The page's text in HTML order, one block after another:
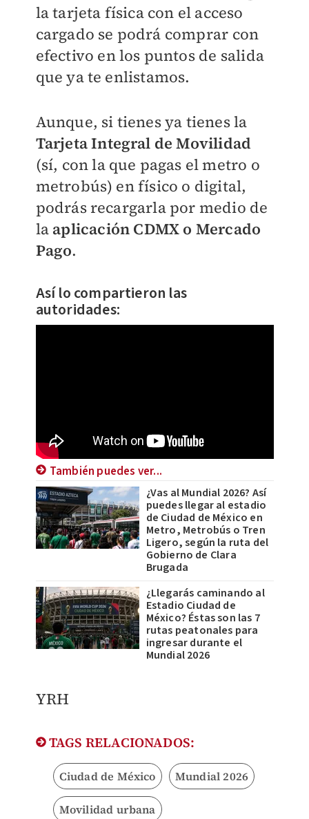
la tarjeta física con el acceso
cargado se podrá comprar con
efectivo en los puntos de salida
que ya te enlistamos.
Aunque, si tienes ya tienes la
Tarjeta Integral de Movilidad
(sí, con la que pagas el metro o
metrobús) en físico o digital,
podrás recargarla por medio de
laaplicación CDMX o Mercado
Pago.
Así lo compartieron las
autoridades:
También puedes ver...
¿Vas al Mundial 2026? Así
puedes llegar al estadio
de Ciudad de México en
Metro, Metrobús o Tren
Ligero, según la ruta del
Gobierno de Clara
Brugada
¿Llegarás caminando al
Estadio Ciudad de
México? Éstas son las 7
rutas peatonales para
ingresar durante el
Mundial 2026
YRH
TAGS RELACIONADOS:
Ciudad de México Mundial 2026
Movilidad urbana